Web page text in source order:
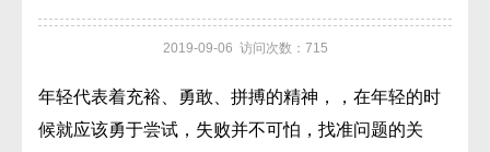
2019-09-06 访问次数：715
年轻代表着充裕、勇敢、拼搏的精神，，在年轻的时
候就应该勇于尝试，失败并不可怕，找准问题的关